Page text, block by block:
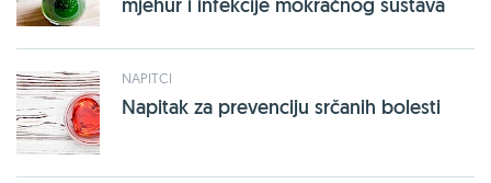
NAPITCI
Napitak za prevenciju srčanih bolesti